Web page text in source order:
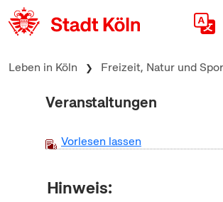
zum Inhalt springen
Leben in Köln Freizeit, Natur und
Veranstaltungen
Vorlesen lassen
Hinweis: